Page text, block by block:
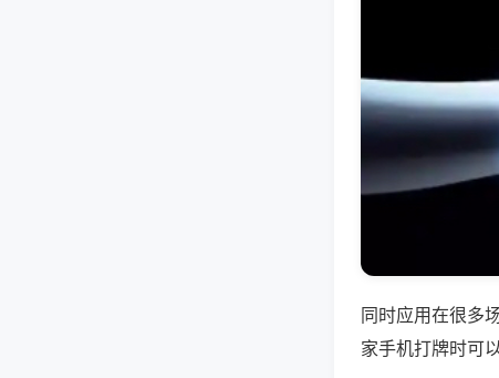
同时应用在很多
家手机打牌时可